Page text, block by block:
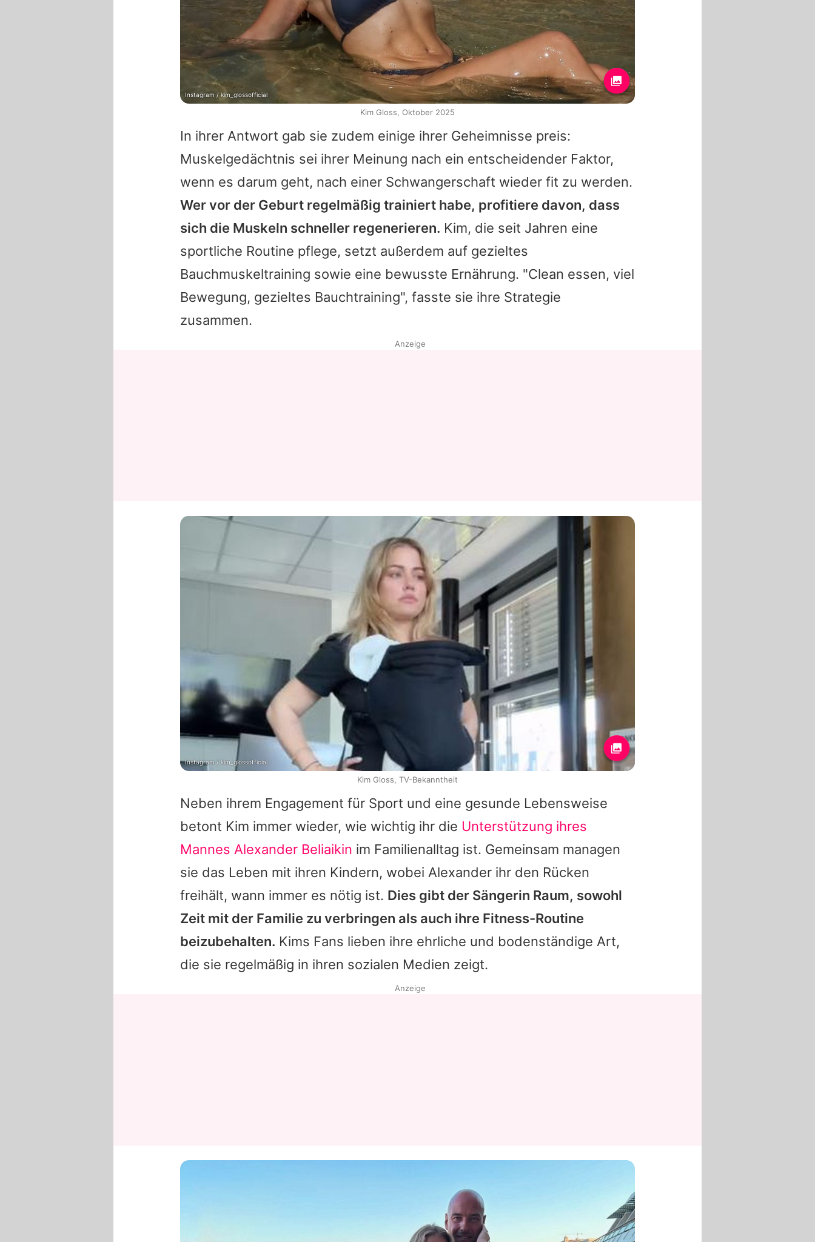
In ihrer Antwort gab sie zudem einige ihrer Geheimnisse preis:
Muskelgedächtnis sei ihrer Meinung nach ein entscheidender Faktor,
wenn es darum geht, nach einer Schwangerschaft wieder fit zu werden.
Wer vor der Geburt regelmäßig trainiert habe, profitiere davon, dass
sich die Muskeln schneller regenerieren. Kim, die seit Jahren eine
sportliche Routine pflege, setzt außerdem auf gezieltes
Bauchmuskeltraining sowie eine bewusste Ernährung. "Clean essen, viel
Bewegung, gezieltes Bauchtraining", fasste sie ihre Strategie
zusammen.
Neben ihrem Engagement für Sport und eine gesunde Lebensweise
betont Kim immer wieder, wie wichtig ihr die Unterstützung ihres
Mannes Alexander Beliaikin im Familienalltag ist. Gemeinsam managen
sie das Leben mit ihren Kindern, wobei Alexander ihr den Rücken
freihält, wann immer es nötig ist. Dies gibt der Sängerin Raum, sowohl
Zeit mit der Familie zu verbringen als auch ihre Fitness-Routine
beizubehalten. Kims Fans lieben ihre ehrliche und bodenständige Art,
die sie regelmäßig in ihren sozialen Medien zeigt.
Instagram / kim_glossofficial
Kim Gloss, Oktober 2025
Anzeige
Instagram / kim_glossofficial
Kim Gloss, TV-Bekanntheit
Anzeige